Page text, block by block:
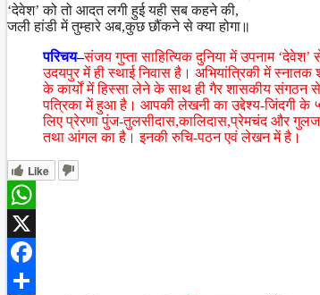
‘देवेश’ को तो आदत लगी हुई यही सब कहने की,
जली हांडी में तुम्हारे अब,कुछ छौंकने से क्या होगा॥
परिचय–संजय गुप्ता साहित्यिक दुनिया में उपनाम
उदयपुर में ही स्थाई निवास है। अभियांत्रिकी में स्नातक
के कार्यों में हिस्सा लेने के साथ ही गैर शासकीय
पत्रिका में हुआ है। आपकी लेखनी का उद्देश्य-जिंदगी के
लिए प्रेरणा पुंज-तुलसीदास,कालिदास,प्रेमचंद और
तथा आंगल का है। इनकी रुचि-पठन एवं लेखन में है।
Like
WhatsApp
X
Facebook